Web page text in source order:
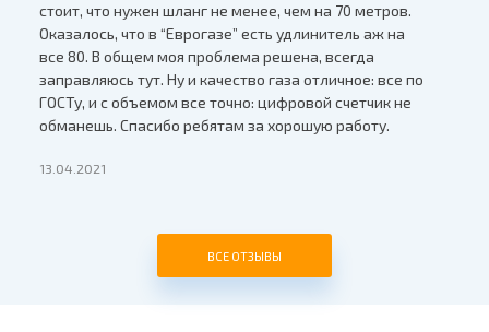
стоит, что нужен шланг не менее, чем на 70 метров.
Оказалось, что в “Еврогазе” есть удлинитель аж на
все 80. В общем моя проблема решена, всегда
заправляюсь тут. Ну и качество газа отличное: все по
ГОСТу, и с объемом все точно: цифровой счетчик не
обманешь. Спасибо ребятам за хорошую работу.
13.04.2021
ВСЕ ОТЗЫВЫ